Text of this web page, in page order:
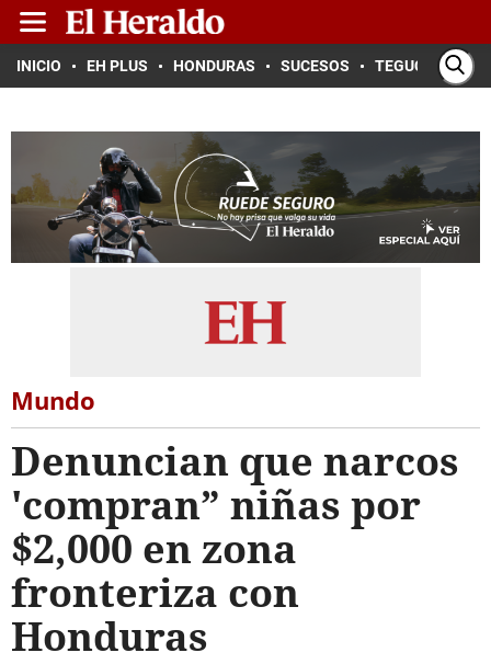
INICIO EH PLUS HONDURAS SUCESOS TEGUCIGALPA
Mundo
Denuncian que narcos
'compran” niñas por
$2,000 en zona
fronteriza con
Honduras